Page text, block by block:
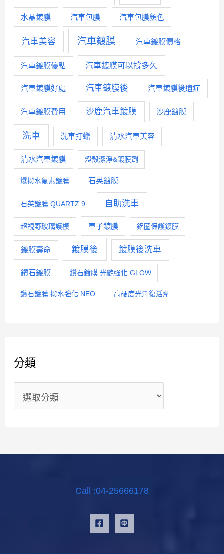
水晶鍍膜 汽車包膜 汽車包膜顏色
汽車美容 汽車鍍膜 汽車鍍膜價格
汽車鍍膜優點 汽車鍍膜可以撐多久
汽車鍍膜好處 汽車鍍膜後 汽車鍍膜後遺症
汽車鍍膜費用 沙鹿汽車鍍膜 沙鹿鍍膜
洗車 洗車打蠟 清水汽車美容
清水汽車鍍膜 燈殼潔淨&鍍膜劑
爆撥水氟素鍍膜 石英鍍膜
石英鍍膜 QUARTZ 9 自助洗車
超視野玻璃護模 車子鍍膜 鋁圈保護鍍膜
鍍膜壽命 鍍膜後 鍍膜後洗車
鑽石鍍膜 鑽石鍍膜 光艷強化 GLOW
鑽石鍍膜 撥水強化 NEO 高硬度光澤復活劑
分類
Call :04-25666178